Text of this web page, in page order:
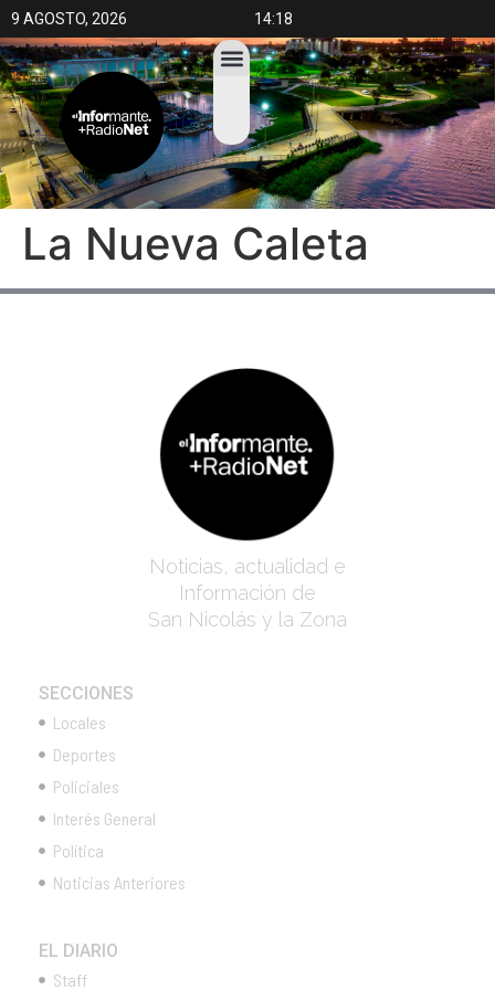
9 AGOSTO, 2026 14:18
La Nueva Caleta
Noticias, actualidad e
Información de
San Nicolás y la Zona
SECCIONES
Locales
Deportes
Policiales
Interés General
Política
Noticias Anteriores
EL DIARIO
Staff